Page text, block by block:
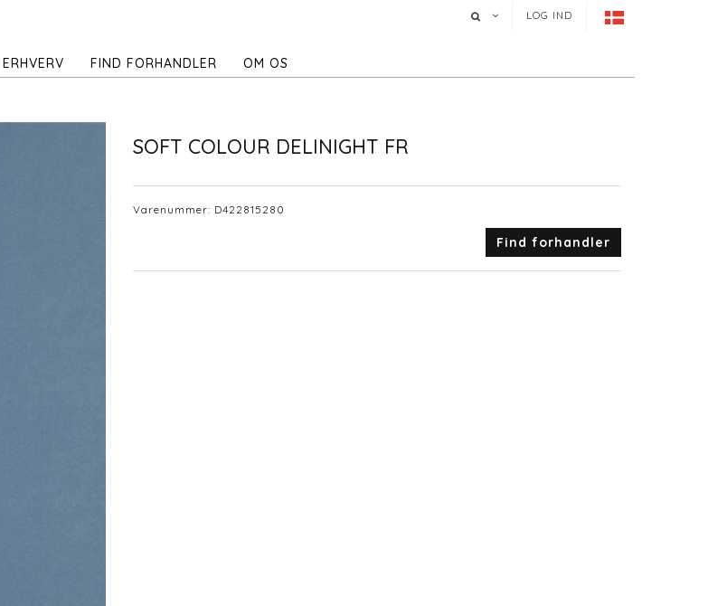
LOG IND
ERHVERV FIND FORHANDLER OM OS
SOFT COLOUR DELINIGHT FR
Varenummer: D422815280
Find forhandler